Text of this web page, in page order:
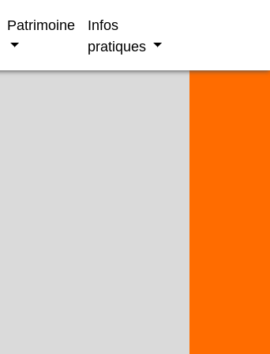
Patrimoine
Infos
pratiques